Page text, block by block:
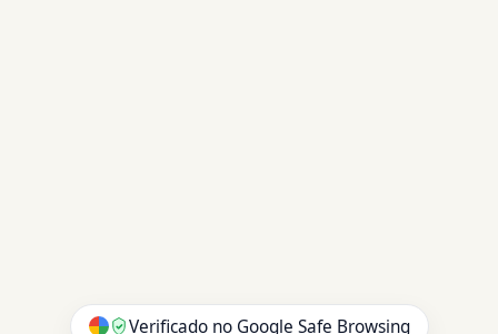
Verificado no Google Safe Browsing